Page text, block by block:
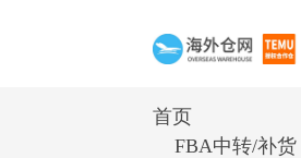
首页
FBA中转/补货